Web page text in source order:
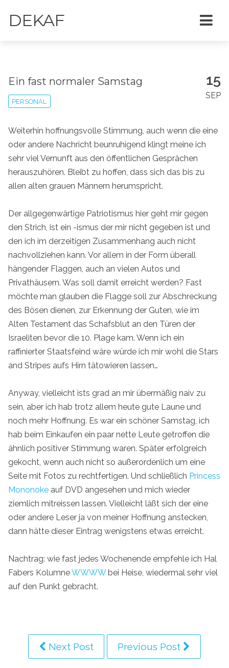
DEKAF
15
SEP
Ein fast normaler Samstag
PERSONAL
Weiterhin hoffnungsvolle Stimmung, auch wenn die eine
oder andere Nachricht beunruhigend klingt meine ich
sehr viel Vernunft aus den öffentlichen Gesprächen
herauszuhören. Bleibt zu hoffen, dass sich das bis zu
allen alten grauen Männern herumspricht.
Der allgegenwärtige Patriotismus hier geht mir gegen
den Strich, ist ein -ismus der mir nicht gegeben ist und
den ich im derzeitigen Zusammenhang auch nicht
nachvollziehen kann. Vor allem in der Form überall
hängender Flaggen, auch an vielen Autos und
Privathäusern. Was soll damit erreicht werden? Fast
möchte man glauben die Flagge soll zur Abschreckung
des Bösen dienen, zur Erkennung der Guten, wie im
Alten Testament das Schafsblut an den Türen der
Israeliten bevor die 10. Plage kam. Wenn ich ein
raffinierter Staatsfeind wäre würde ich mir wohl die Stars
and Stripes aufs Hirn tätowieren lassen…
Anyway, vielleicht ists grad an mir übermäßig naiv zu
sein, aber ich hab trotz allem heute gute Laune und
noch mehr Hoffnung. Es war ein schöner Samstag, ich
hab beim Einkaufen ein paar nette Leute getroffen die
ähnlich positiver Stimmung waren. Später erfolgreich
gekocht, wenn auch nicht so außerordenlich um eine
Seite mit Fotos zu rechtfertigen. Und schließlich Princess
Mononoke auf DVD angesehen und mich wieder
ziemlich mitreissen lassen. Vielleicht läßt sich der eine
oder andere Leser ja von meiner Hoffnung anstecken,
dann hätte dieser Eintrag wenigstens etwas erreicht.
Nachtrag: wie fast jedes Wochenende empfehle ich Hal
Fabers KolumneWWWWbei Heise, wiedermal sehr viel
auf den Punkt gebracht.
Next Post Previous Post